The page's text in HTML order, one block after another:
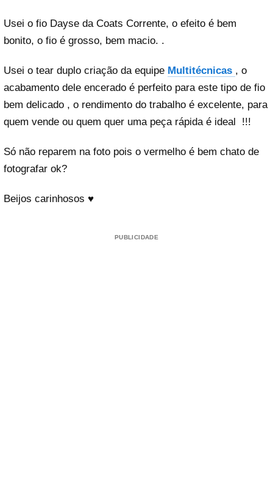
Usei o fio Dayse da Coats Corrente, o efeito é bem
bonito, o fio é grosso, bem macio. .
Usei o tear duplo criação da equipe Multitécnicas , o
acabamento dele encerado é perfeito para este tipo de fio
bem delicado , o rendimento do trabalho é excelente, para
quem vende ou quem quer uma peça rápida é ideal !!!
Só não reparem na foto pois o vermelho é bem chato de
fotografar ok?
Beijos carinhosos ♥
PUBLICIDADE